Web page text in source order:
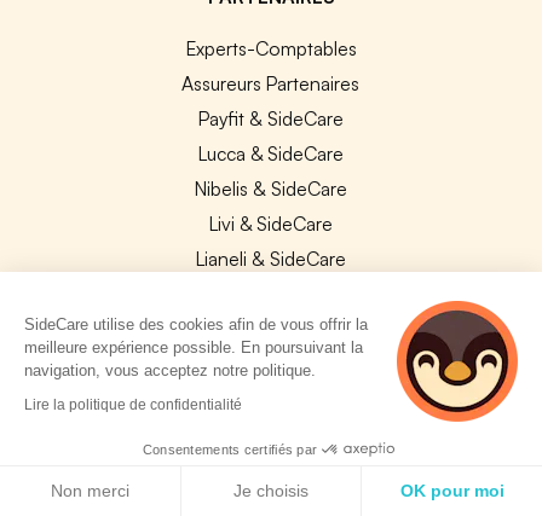
Experts-Comptables
Assureurs Partenaires
Payfit & SideCare
Lucca & SideCare
Nibelis & SideCare
Livi & SideCare
Lianeli & SideCare
API SideCare
Les SIRH / Systèmes de paie connectés
A PROPOS
SideCare utilise des cookies afin de vous offrir la
meilleure expérience possible. En poursuivant la
navigation, vous acceptez notre politique.
Lire la politique de confidentialité
Consentements certifiés par
Non merci Je choisis OK pour moi
2 personnes
consultent
actuellement cette